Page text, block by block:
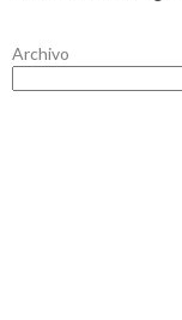
Archivo